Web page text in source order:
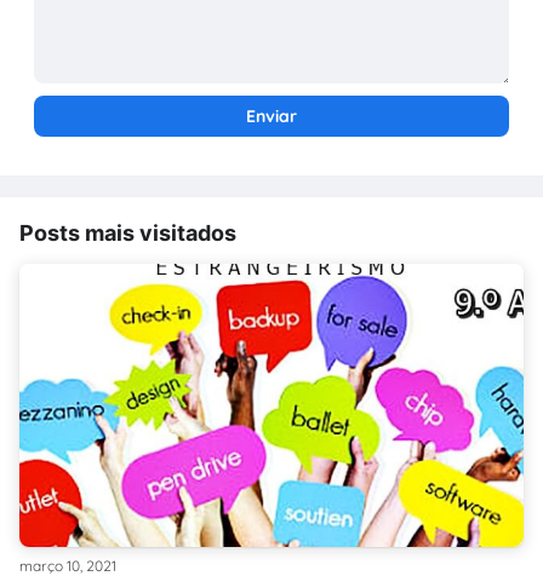
Posts mais visitados
março 10, 2021